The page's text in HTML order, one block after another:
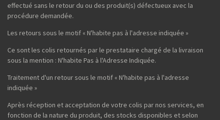
effectué sans le retour du ou des produit(s) défectueux avec la
procédure demandée.
Les retours sous le motif « N'habite pas à l'adresse indiquée »
Ce sont les colis retournés par le prestataire chargé de la livraison
sous la mention : N'habite Pas à l'Adresse Indiquée.
Traitement d'un retour sous le motif « N'habite pas à l'adresse
indiquée »
Après réception et acceptation de votre colis par nos services, en
fonction de la nature du produit, des stocks disponibles et selon